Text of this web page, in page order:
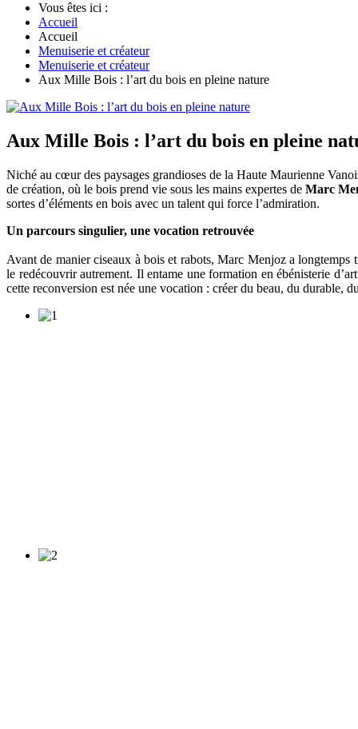
Vous êtes ici :
Accueil
Accueil
Menuiserie et créateur
Menuiserie et créateur
Aux Mille Bois : l’art du bois en pleine nature
Aux Mille Bois : l’art du bois en pleine
Niché au cœur des paysages grandioses de la Haute Maurienne
de création, où le bois prend vie sous les mains expertes de Marc
sortes d’éléments en bois avec un talent qui force l’admiration.
Un parcours singulier, une vocation retrouvée
Avant de manier ciseaux à bois et rabots, Marc Menjoz a
le redécouvrir autrement. Il entame une formation en ébénisterie
cette reconversion est née une vocation : créer du beau, du durable,